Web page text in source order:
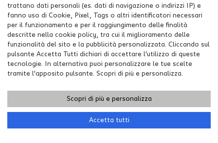
Contatta un consulente
trattano dati personali (es. dati di navigazione o indirizzi IP) e
fanno uso di Cookie, Pixel, Tags o altri identificatori necessari
per il funzionamento e per il raggiungimento delle finalità
descritte nella cookie policy, tra cui il miglioramento delle
funzionalità del sito e la pubblicità personalizzata. Cliccando sul
pulsante Accetta Tutti dichiari di accettare l'utilizzo di queste
tecnologie. In alternativa puoi personalizzare le tue scelte
tramite l'apposito pulsante. Scopri di più e personalizza.
Scopri di più e personalizza
Accetta tutti